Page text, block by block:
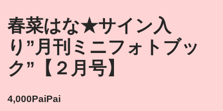
春菜はな★サイン入
り”月刊ミニフォトブッ
ク”【２月号】
4,000PaiPai